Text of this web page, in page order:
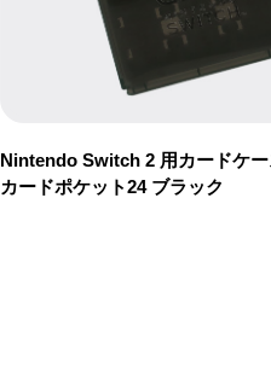
Nintendo Switch 2 用カードケー
カードポケット24 ブラック